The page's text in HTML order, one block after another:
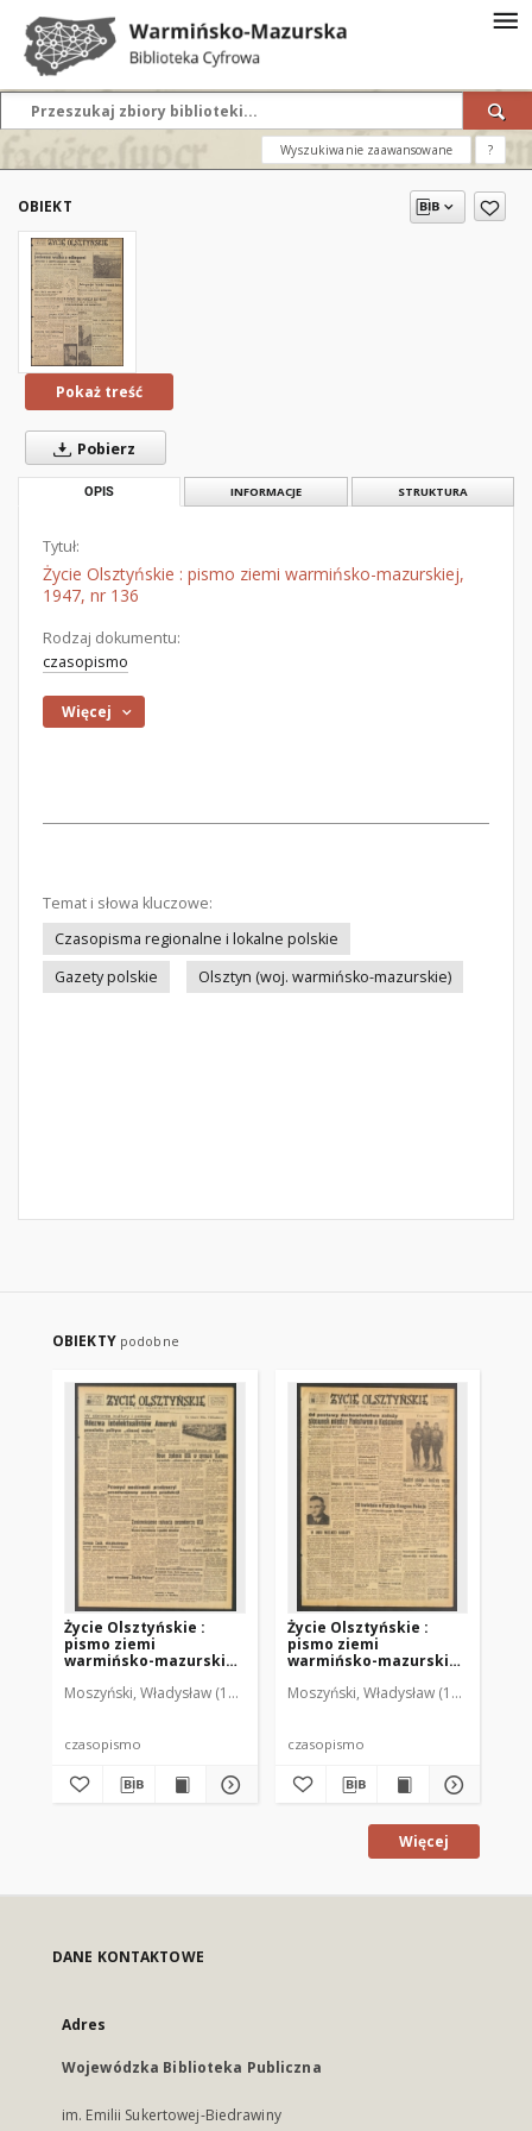
Wyszukiwanie zaawansowane ?
OBIEKT
Pokaż treść
Pobierz
OPIS INFORMACJE STRUKTURA
Tytuł:
Życie Olsztyńskie : pismo ziemi warmińsko-mazurskiej,
1947, nr 136
Rodzaj dokumentu:
czasopismo
Więcej
Temat i słowa kluczowe:
Czasopisma regionalne i lokalne polskie
Gazety polskie
Olsztyn (woj. warmińsko-mazurskie)
OBIEKTY podobne
Życie Olsztyńskie :
pismo ziemi
warmińsko-mazurskiej,
Moszyński, Władysław (1922-2001). Red. Mroczkowski, Włodzimierz
czasopismo
Życie Olsztyńskie :
pismo ziemi
warmińsko-mazurskiej,
Moszyński, Władysław (1922-2001).
czasopismo
Więcej
DANE KONTAKTOWE
Adres
Wojewódzka Biblioteka Publiczna
im. Emilii Sukertowej-Biedrawiny